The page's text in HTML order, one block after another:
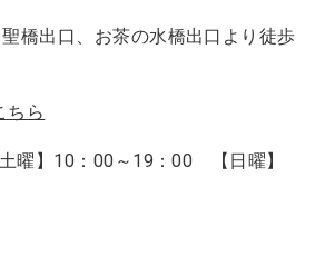
橋出口、お茶の水橋出口より徒歩
ちら
曜】10：00～19：00 【日曜】